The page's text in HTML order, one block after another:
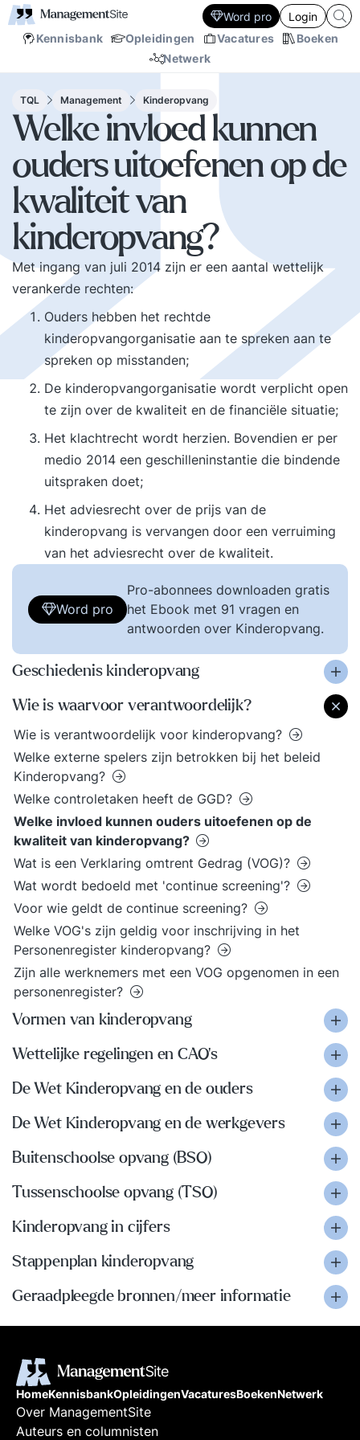
Kennisbank Opleidingen Vacatures
Boeken
Netwerk
Word pro Login
TQL Management Kinderopvang
Welke invloed kunnen
ouders uitoefenen op de
kwaliteit van
kinderopvang?
Met ingang van juli 2014 zijn er een aantal wettelijk
verankerde rechten:
Ouders hebben het rechtde
kinderopvangorganisatie aan te spreken aan te
spreken op misstanden;
De kinderopvangorganisatie wordt verplicht open
te zijn over de kwaliteit en de financiële situatie;
Het klachtrecht wordt herzien. Bovendien er per
medio 2014 een geschilleninstantie die bindende
uitspraken doet;
Het adviesrecht over de prijs van de
kinderopvang is vervangen door een verruiming
van het adviesrecht over de kwaliteit.
Word pro
Pro-abonnees downloaden gratis
het Ebook met 91 vragen en
antwoorden over Kinderopvang.
Geschiedenis kinderopvang
Wie is waarvoor verantwoordelijk?
Wie is verantwoordelijk voor kinderopvang?
Welke externe spelers zijn betrokken bij het beleid
Kinderopvang?
Welke controletaken heeft de GGD?
Welke invloed kunnen ouders uitoefenen op de
kwaliteit van kinderopvang?
Wat is een Verklaring omtrent Gedrag (VOG)?
Wat wordt bedoeld met 'continue screening'?
Voor wie geldt de continue screening?
Welke VOG's zijn geldig voor inschrijving in het
Personenregister kinderopvang?
Zijn alle werknemers met een VOG opgenomen in een
personenregister?
Vormen van kinderopvang
Wettelijke regelingen en CAO’s
De Wet Kinderopvang en de ouders
De Wet Kinderopvang en de werkgevers
Buitenschoolse opvang (BSO)
Tussenschoolse opvang (TSO)
Kinderopvang in cijfers
Stappenplan kinderopvang
Geraadpleegde bronnen/meer informatie
HomeKennisbankOpleidingenVacaturesBoekenNetwerk
Over ManagementSite
Auteurs en columnisten